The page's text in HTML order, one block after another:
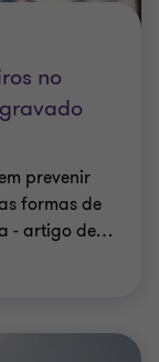
no
prevenir
formas de
- artigo de…